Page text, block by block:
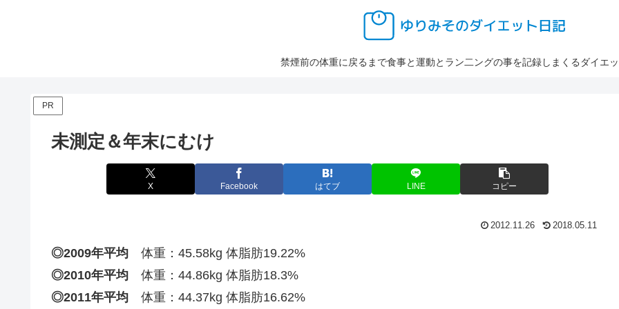
禁煙前の体重に戻るまで食事と運動とラン二ングの事を記録しまくるダイエ
PR
未測定＆年末にむけ
X Facebook はてブ LINE コピー
2012.11.26 2018.05.11
◎2009年平均 体重：45.58kg 体脂肪19.22%
◎2010年平均 体重：44.86kg 体脂肪18.3%
◎2011年平均 体重：44.37kg 体脂肪16.62%